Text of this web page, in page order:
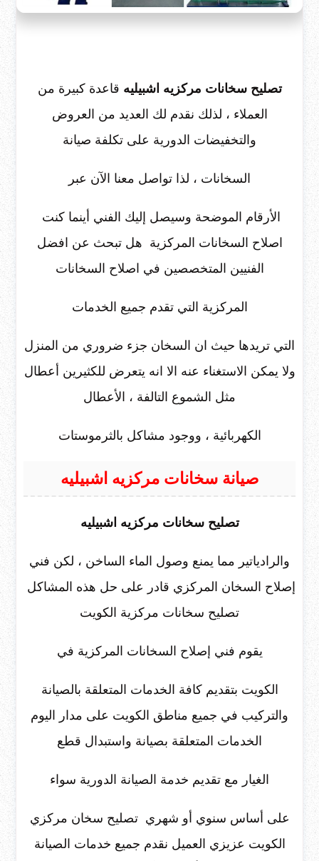
تصليح سخانات مركزيه اشبيليه قاعدة كبيرة من
العملاء ، لذلك نقدم لك العديد من العروض
والتخفيضات الدورية على تكلفة صيانة
السخانات ، لذا تواصل معنا الآن عبر
الأرقام الموضحة وسيصل إليك الفني أينما كنت
اصلاح السخانات المركزية هل تبحث عن افضل
الفنيين المتخصصين في اصلاح السخانات
المركزية التي تقدم جميع الخدمات
التي تريدها حيث ان السخان جزء ضروري من المنزل
ولا يمكن الاستغناء عنه الا انه يتعرض للكثيرين أعطال
مثل الشموع التالفة ، الأعطال
الكهربائية ، ووجود مشاكل بالثرموستات
صيانة سخانات مركزيه اشبيليه
تصليح سخانات مركزيه اشبيليه
والرادياتير مما يمنع وصول الماء الساخن ، لكن فني
إصلاح السخان المركزي قادر على حل هذه المشاكل
تصليح سخانات مركزية الكويت
يقوم فني إصلاح السخانات المركزية في
الكويت بتقديم كافة الخدمات المتعلقة بالصيانة
والتركيب في جميع مناطق الكويت على مدار اليوم
الخدمات المتعلقة بصيانة واستبدال قطع
الغيار مع تقديم خدمة الصيانة الدورية سواء
على أساس سنوي أو شهري تصليح سخان مركزي
الكويت عزيزي العميل نقدم جميع خدمات الصيانة